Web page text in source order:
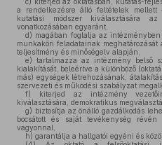
a rendelkezésre álló feltételek mellett
kutatási módszer kiválasztására
vonatkozásában egyaránt,
d) magában foglalja az intézményben
munkaköri feladatainak
teljesítmény és minőségelv alapján,
e) tartalmazza az intézmény belső
kialakítását, beleértve a különböző
más) egységek létrehozásának,
szervezeti és működési szabályzat
f) kiterjed az intézmény
kiválasztására, demokratikus
g) biztosítja az önálló gazdálkodás
bocsátott és saját tevékenység
vagyonnal,
h) garantálja a hallgatói egyéni és